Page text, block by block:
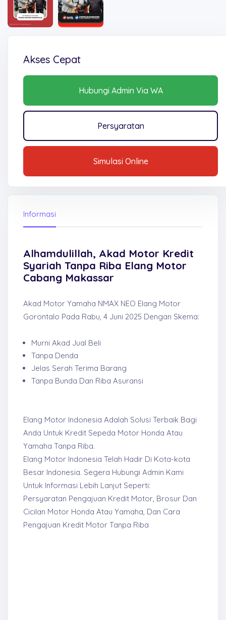
Akses Cepat
Hubungi Admin Via WA
Persyaratan
Simulasi Online
Informasi
Alhamdulillah, Akad Motor Kredit
Syariah Tanpa Riba Elang Motor
Cabang Makassar
Akad Motor Yamaha NMAX NEO Elang Motor
Gorontalo Pada Rabu, 4 Juni 2025 Dengan Skema:
Murni Akad Jual Beli
Tanpa Denda
Jelas Serah Terima Barang
Tanpa Bunda Dan Riba Asuransi
Elang Motor Indonesia Adalah Solusi Terbaik Bagi
Anda Untuk Kredit Sepeda Motor Honda Atau
Yamaha Tanpa Riba.
Elang Motor Indonesia Telah Hadir Di Kota-kota
Besar Indonesia. Segera Hubungi Admin Kami
Untuk Informasi Lebih Lanjut Seperti:
Persyaratan Pengajuan Kredit Motor, Brosur Dan
Cicilan Motor Honda Atau Yamaha, Dan Cara
Pengajuan Kredit Motor Tanpa Riba